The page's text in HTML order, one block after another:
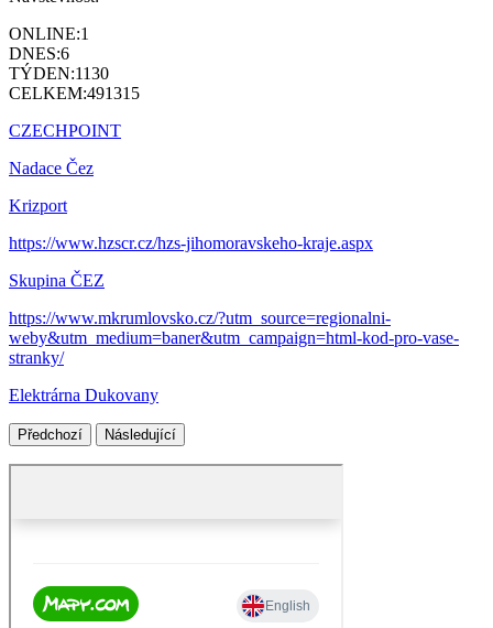
ONLINE:1
DNES:6
TÝDEN:1130
CELKEM:491315
CZECHPOINT
Nadace Čez
Krizport
https://www.hzscr.cz/hzs-jihomoravskeho-kraje.aspx
Skupina ČEZ
https://www.mkrumlovsko.cz/?utm_source=regionalni-
weby&utm_medium=baner&utm_campaign=html-kod-pro-vase-
stranky/
Elektrárna Dukovany
Předchozí Následující